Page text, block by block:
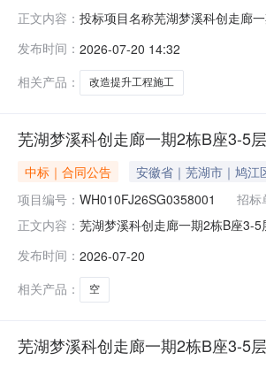
正文内容： 投标项目名称芜湖梦溪科创走廊
标代理机构名称芜湖宜正工程咨
发布时间： 2026-07-20 14:32
相关产品：
改造提升工程施工
芜湖梦溪科创走廊一期2栋B座3-5
中标｜合同公告 安徽省｜芜湖市｜鸠江
项目编号： WH010FJ26SG0358001 招标
正文内容： 芜湖梦溪科创走廊一期2栋B座3-
施工合同甲方名称芜湖宜创科技
发布时间： 2026-07-20
相关产品：
空
芜湖梦溪科创走廊一期2栋B座3-5